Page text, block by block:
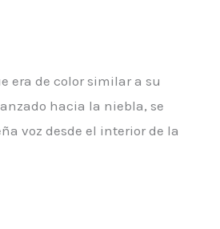
era de color similar a su
hacia la niebla, se
voz desde el interior de la